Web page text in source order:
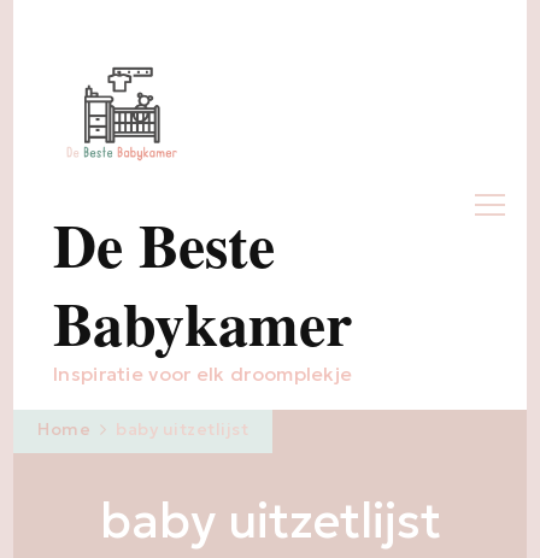
De Beste
Babykamer
Inspiratie voor elk droomplekje
Home baby uitzetlijst
baby uitzetlijst